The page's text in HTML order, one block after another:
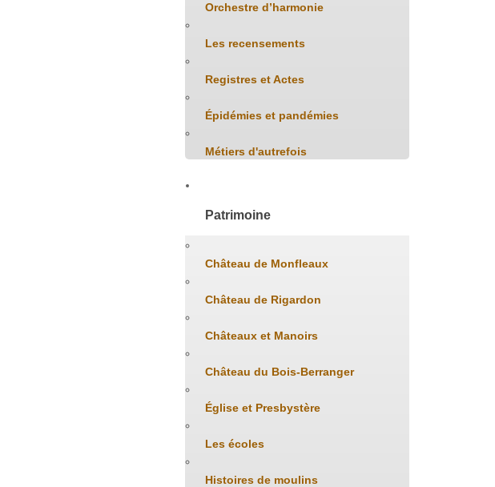
Orchestre d’harmonie
Les recensements
Registres et Actes
Épidémies et pandémies
Métiers d'autrefois
Patrimoine
Château de Monfleaux
Château de Rigardon
Châteaux et Manoirs
Château du Bois-Berranger
Église et Presbystère
Les écoles
Histoires de moulins